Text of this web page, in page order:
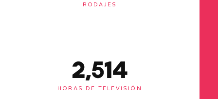
RODAJES
2,525
HORAS DE TELEVISIÓN